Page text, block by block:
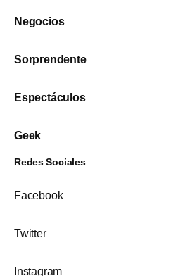
Negocios
Sorprendente
Espectáculos
Geek
Redes Sociales
Facebook
Twitter
Instagram